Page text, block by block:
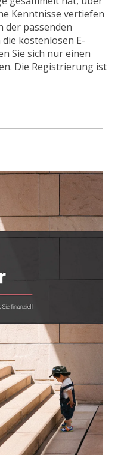
Kenntnisse vertiefen
der passenden
kostenlosen E-
Sie sich nur einen
Die Registrierung ist